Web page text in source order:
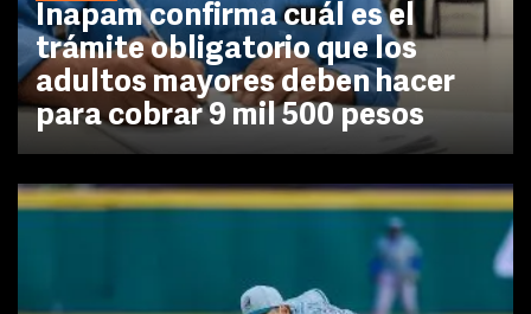
Inapam confirma cuál es el
trámite obligatorio que los
adultos mayores deben hacer
para cobrar 9 mil 500 pesos